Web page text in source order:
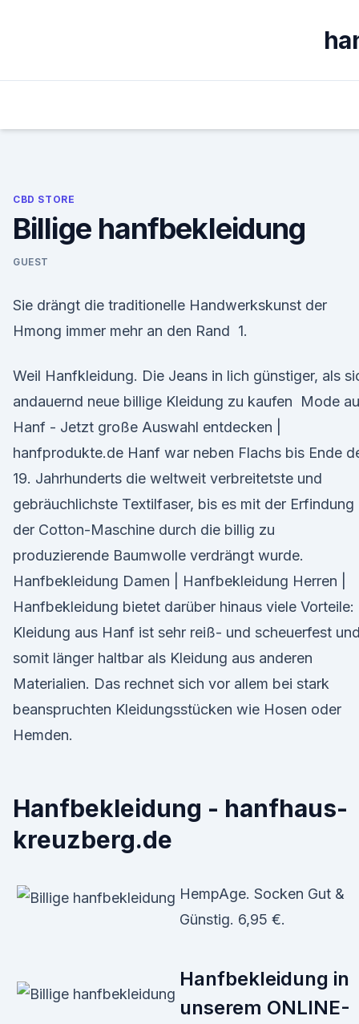
CBD STORE
Billige hanfbekleidung
GUEST
Sie drängt die traditionelle Handwerkskunst der
Hmong immer mehr an den Rand 1.
Weil Hanfkleidung. Die Jeans in lich günstiger, als
andauernd neue billige Kleidung zu kaufen Mode
Hanf - Jetzt große Auswahl entdecken |
hanfprodukte.de Hanf war neben Flachs bis Ende
19. Jahrhunderts die weltweit verbreitetste und
gebräuchlichste Textilfaser, bis es mit der Erfindung
der Cotton-Maschine durch die billig zu
produzierende Baumwolle verdrängt wurde.
Hanfbekleidung Damen | Hanfbekleidung Herren |
Hanfbekleidung bietet darüber hinaus viele Vorteile:
Kleidung aus Hanf ist sehr reiß- und scheuerfest und
somit länger haltbar als Kleidung aus anderen
Materialien. Das rechnet sich vor allem bei stark
beanspruchten Kleidungsstücken wie Hosen oder
Hemden.
Hanfbekleidung - hanfhaus-
kreuzberg.de
HempAge. Socken Gut &
Günstig. 6,95 €.
Hanfbekleidung in
unserem ONLINE-